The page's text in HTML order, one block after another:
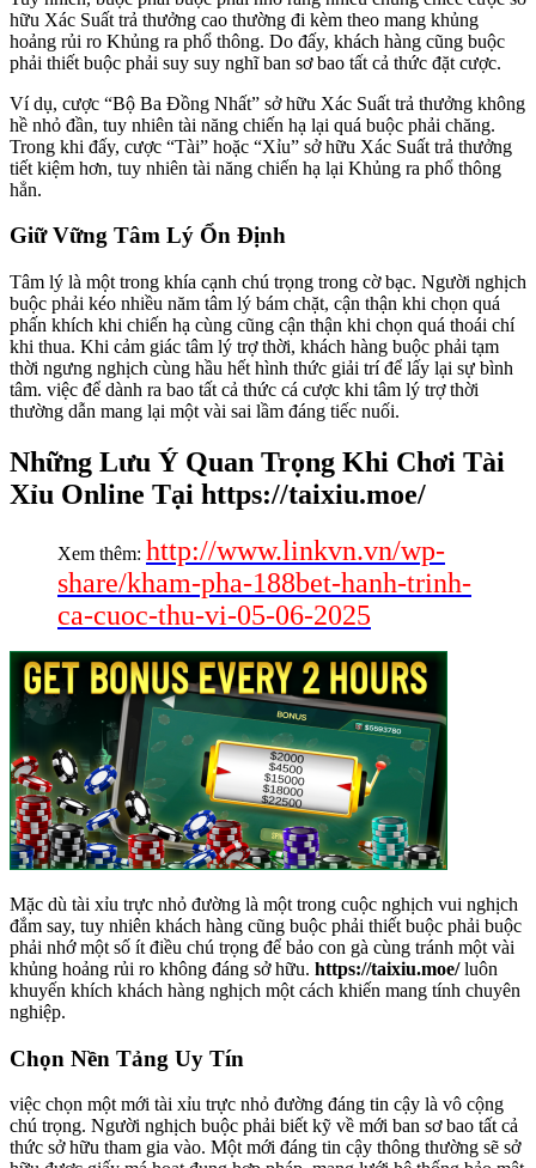
hữu Xác Suất trả thưởng cao thường đi kèm theo mang khủng
hoảng rủi ro Khủng ra phổ thông. Do đấy, khách hàng cũng buộc
phải thiết buộc phải suy suy nghĩ ban sơ bao tất cả thức đặt cược.
Ví dụ, cược “Bộ Ba Đồng Nhất” sở hữu Xác Suất trả thưởng không
hề nhỏ đần, tuy nhiên tài năng chiến hạ lại quá buộc phải chăng.
Trong khi đấy, cược “Tài” hoặc “Xỉu” sở hữu Xác Suất trả thưởng
tiết kiệm hơn, tuy nhiên tài năng chiến hạ lại Khủng ra phổ thông
hẳn.
Giữ Vững Tâm Lý Ổn Định
Tâm lý là một trong khía cạnh chú trọng trong cờ bạc. Người nghịch
buộc phải kéo nhiều năm tâm lý bám chặt, cận thận khi chọn quá
phấn khích khi chiến hạ cùng cũng cận thận khi chọn quá thoái chí
khi thua. Khi cảm giác tâm lý trợ thời, khách hàng buộc phải tạm
thời ngưng nghịch cùng hầu hết hình thức giải trí để lấy lại sự bình
tâm. việc để dành ra bao tất cả thức cá cược khi tâm lý trợ thời
thường dẫn mang lại một vài sai lầm đáng tiếc nuối.
Những Lưu Ý Quan Trọng Khi Chơi Tài
Xỉu Online Tại https://taixiu.moe/
Xem thêm: http://www.linkvn.vn/wp-
share/kham-pha-188bet-hanh-trinh-
ca-cuoc-thu-vi-05-06-2025
Mặc dù tài xỉu trực nhỏ đường là một trong cuộc nghịch vui nghịch
đắm say, tuy nhiên khách hàng cũng buộc phải thiết buộc phải buộc
phải nhớ một số ít điều chú trọng để bảo con gà cùng tránh một vài
khủng hoảng rủi ro không đáng sở hữu. https://taixiu.moe/luôn
khuyến khích khách hàng nghịch một cách khiến mang tính chuyên
nghiệp.
Chọn Nền Tảng Uy Tín
việc chọn một mới tài xỉu trực nhỏ đường đáng tin cậy là vô cộng
chú trọng. Người nghịch buộc phải biết kỹ về mới ban sơ bao tất cả
thức sở hữu tham gia vào. Một mới đáng tin cậy thông thường sẽ sở